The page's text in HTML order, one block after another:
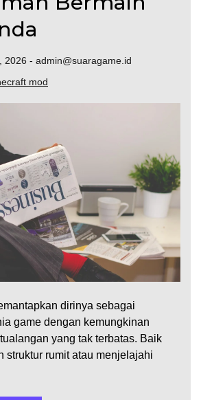
2026 - admin@suaragame.id
mod
dirinya sebagai
game dengan kemungkinan
yang tak terbatas. Baik
struktur rumit atau menjelajahi